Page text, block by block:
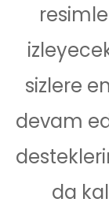
sizlere
devam
da